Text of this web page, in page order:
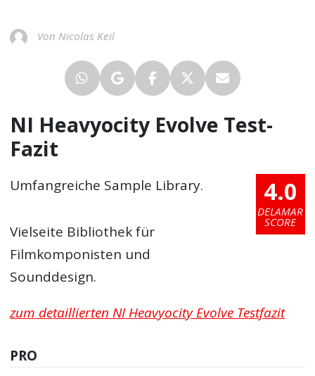
Von Nicolas Keil
NI Heavyocity Evolve Test-
Fazit
4.0
DELAMAR
SCORE
Umfangreiche Sample Library.
Vielseite Bibliothek für
Filmkomponisten und
Sounddesign.
zum detaillierten NI Heavyocity Evolve Testfazit
PRO